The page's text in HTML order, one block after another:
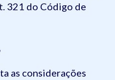
321 do Código de
as considerações